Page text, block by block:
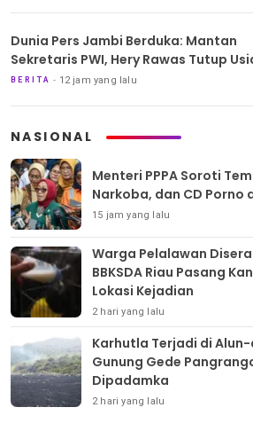
Dunia Pers Jambi Berduka: Mantan
Sekretaris PWI, Hery Rawas Tutup
BERITA 12 jam yang lalu
NASIONAL
Menteri PPPA Soroti
Narkoba, dan CD Porno
15 jam yang lalu
Warga Pelalawan
BBKSDA Riau Pasang
Lokasi Kejadian
2 hari yang lalu
Karhutla Terjadi di
Gunung Gede
Dipadamka
2 hari yang lalu